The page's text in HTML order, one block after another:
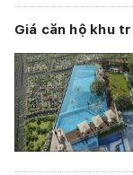
Giá căn hộ khu